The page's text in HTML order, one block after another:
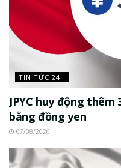
TIN TỨC 24H
JPYC huy động
bằng đồng yen
07/08/2026